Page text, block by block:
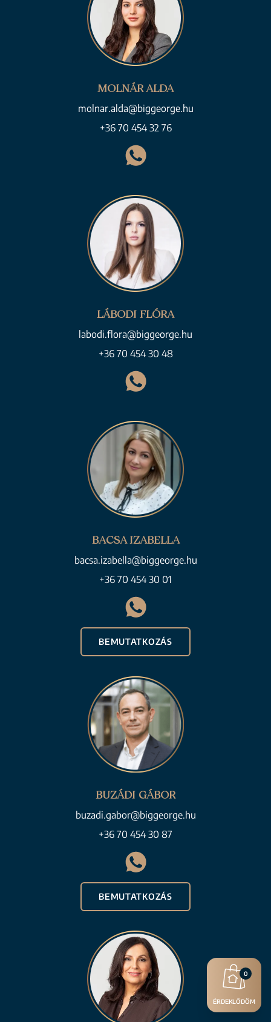
MOLNÁR ALDA
molnar.alda@biggeorge.hu
+36 70 454 32 76
LÁBODI FLÓRA
labodi.flora@biggeorge.hu
+36 70 454 30 48
BACSA IZABELLA
bacsa.izabella@biggeorge.hu
+36 70 454 30 01
BEMUTATKOZÁS
BUZÁDI GÁBOR
buzadi.gabor@biggeorge.hu
+36 70 454 30 87
BEMUTATKOZÁS
ÉRDEKLŐDÖM
0